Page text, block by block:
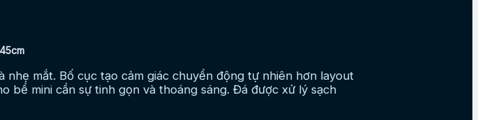
nhẹ mắt. Bố cục tạo cảm giác chuyển động tự nhiên hơn layout
bể mini cần sự tinh gọn và thoáng sáng. Đá được xử lý sạch